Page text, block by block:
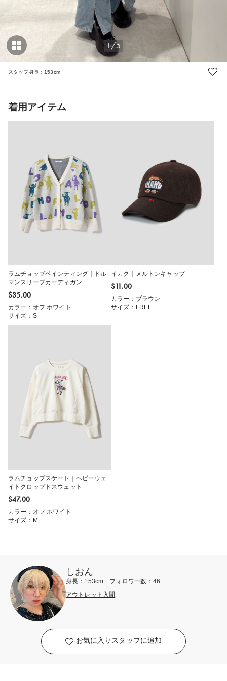
1/5
スタッフ身長：153cm
着用アイテム
ラムチョップペインティング｜ドル
マンスリーブカーディガン
$‌35.00
カラー：オフ ホワイト
サイズ：S
イカク｜メルトンキャップ
$‌11.00
カラー：ブラウン
サイズ：FREE
ラムチョップスケート｜ヘビーウェ
イトクロップドスウェット
$‌47.00
カラー：オフ ホワイト
サイズ：M
しおん
身長：153cm フォロワー数：46
アウトレット入間
お気に入りスタッフに追加